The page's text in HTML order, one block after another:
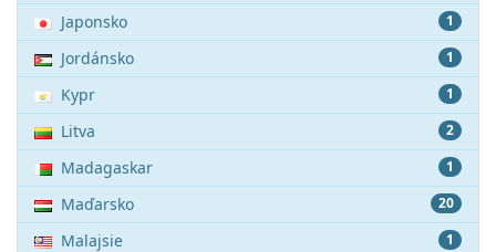
1
Japonsko
1
Jordánsko
1
Kypr
2
Litva
1
Madagaskar
20
Maďarsko
1
Malajsie